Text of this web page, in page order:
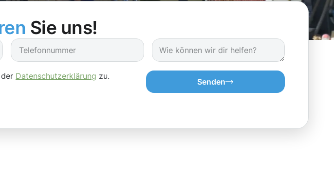
Sie uns!
Datenschutzerklärung zu.
Senden